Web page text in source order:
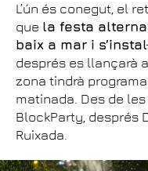
L’ún és conegut, el
que la festa
baix a mar i
després es llançarà
zona tindrà
matinada. Des de
BlockParty, després
Ruixada.